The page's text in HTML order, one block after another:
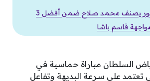
مدرب طرابزون سبور يصنف محمد صلاح ضمن أفضل 3
مواجهة قاسم باشا
السلطان مباراة حماسية في
تعتمد على سرعة البديهة وتفاعل